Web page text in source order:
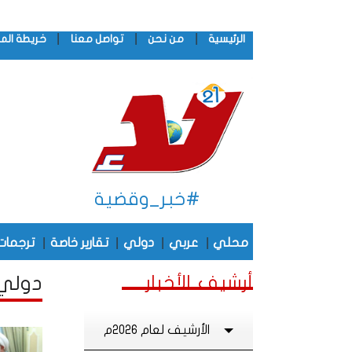
الرئيسية من نحن تواصل معنا خريطة
#خبر_وقضية
محلي عربي دولي تقارير خاصة
دولي أرشيف الأخبار
الأرشيف لعام 2026م